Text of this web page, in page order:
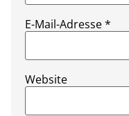
E-Mail-Adresse*
Website